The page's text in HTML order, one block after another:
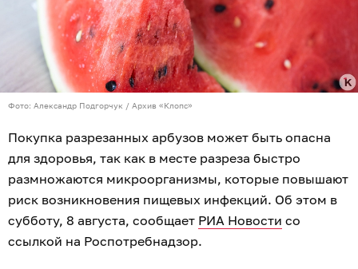
Фото: Александр Подгорчук / Архив «Клопс»
Покупка разрезанных арбузов может быть опасна
для здоровья, так как в месте разреза быстро
размножаются микроорганизмы, которые повышают
риск возникновения пищевых инфекций. Об этом в
субботу, 8 августа, сообщает РИА Новости со
ссылкой на Роспотребнадзор.